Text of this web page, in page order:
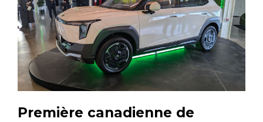
Première canadienne de